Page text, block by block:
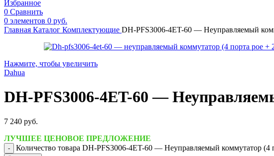
Избранное
0 Сравнить
0 элементов 0 руб.
Главная Каталог Комплектующие DH-PFS3006-4ET-60 — Неуправляемый
Нажмите, чтобы увеличить
Dahua
DH-PFS3006-4ET-60 —
7 240 руб.
ЛУЧШЕЕ ЦЕНОВОЕ ПРЕДЛОЖЕНИЕ
Количество товара DH-PFS3006-4ET-60 — Неуправляемый коммутатор (4